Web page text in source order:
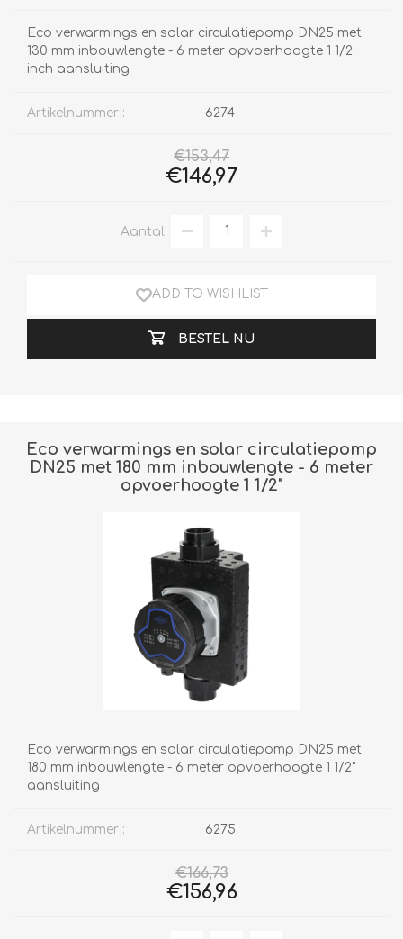
Eco verwarmings en solar circulatiepomp DN25 met
130 mm inbouwlengte - 6 meter opvoerhoogte 1 1/2
inch aansluiting
Artikelnummer:: 6274
€153,47
€146,97
Aantal:
ADD TO WISHLIST
BESTEL NU
Eco verwarmings en solar circulatiepomp
DN25 met 180 mm inbouwlengte - 6 meter
opvoerhoogte 1 1/2"
Eco verwarmings en solar circulatiepomp DN25 met
180 mm inbouwlengte - 6 meter opvoerhoogte 1 1/2"
aansluiting
Artikelnummer:: 6275
€166,73
€156,96